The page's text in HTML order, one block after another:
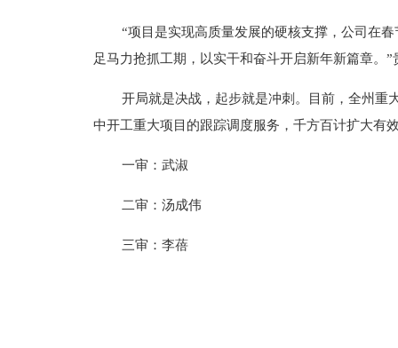
“项目是实现高质量发展的硬核支撑，公司在
足马力抢抓工期，以实干和奋斗开启新年新篇章。
开局就是决战，起步就是冲刺。目前，全州重
中开工重大项目的跟踪调度服务，千方百计扩大有
一审：武淑
二审：汤成伟
三审：李蓓